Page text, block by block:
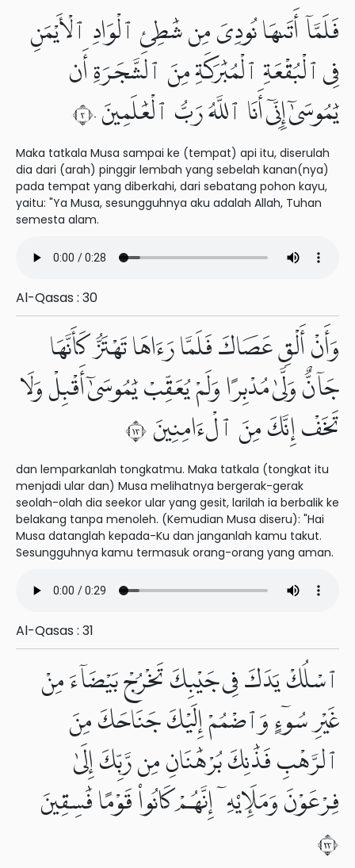
فَلَمَّآ أَتَىٰهَا نُودِىَ مِن شَٰطِئِ ٱلْوَادِ ٱلْأَيْمَنِ
فِى ٱلْبُقْعَةِ ٱلْمُبَٰرَكَةِ مِنَ ٱلشَّجَرَةِ أَن
يَٰمُوسَىٰٓ إِنِّىٓ أَنَا ٱللَّهُ رَبُّ ٱلْعَٰلَمِينَ ٣٠
Maka tatkala Musa sampai ke (tempat) api itu, diserulah
dia dari (arah) pinggir lembah yang sebelah kanan(nya)
pada tempat yang diberkahi, dari sebatang pohon kayu,
yaitu: "Ya Musa, sesungguhnya aku adalah Allah, Tuhan
semesta alam.
Al-Qasas : 30
وَأَنْ أَلْقِ عَصَاكَ فَلَمَّا رَءَاهَا تَهْتَزُّ كَأَنَّهَا
جَآنٌّ وَلَّىٰ مُدْبِرًا وَلَمْ يُعَقِّبْ يَٰمُوسَىٰٓ أَقْبِلْ وَلَا
تَخَفْ إِنَّكَ مِنَ ٱلْءَامِنِينَ ٣١
dan lemparkanlah tongkatmu. Maka tatkala (tongkat itu
menjadi ular dan) Musa melihatnya bergerak-gerak
seolah-olah dia seekor ular yang gesit, larilah ia berbalik ke
belakang tanpa menoleh. (Kemudian Musa diseru): "Hai
Musa datanglah kepada-Ku dan janganlah kamu takut.
Sesungguhnya kamu termasuk orang-orang yang aman.
Al-Qasas : 31
ٱسْلُكْ يَدَكَ فِى جَيْبِكَ تَخْرُجْ بَيْضَآءَ مِنْ
غَيْرِ سُوٓءٍ وَٱضْمُمْ إِلَيْكَ جَنَاحَكَ مِنَ
ٱلرَّهْبِ فَذَٰنِكَ بُرْهَٰنَانِ مِن رَّبِّكَ إِلَىٰ
فِرْعَوْنَ وَمَلَإِي۟هِۦٓ إِنَّهُمْ كَانُوا۟ قَوْمًا فَٰسِقِينَ
٣٢